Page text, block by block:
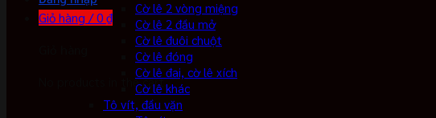
Giỏ hàng /0 ₫
No products in the cart.
Cờ lê 2 vòng miệng
Cờ lê 2 đầu mở
Cờ lê đuôi chuột
Cờ lê đóng
Cờ lê đai, cờ lê xích
Cờ lê khác
Tô vít, đầu vặn